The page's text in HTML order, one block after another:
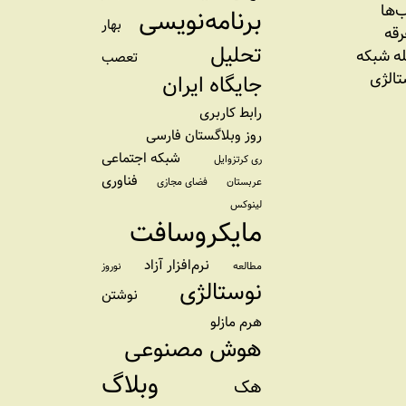
شبکه
برنامه‌نویسی بهار
تحلیل تعصب
جایگاه ایران
رابط کاربری
روز وبلاگستان فارسی
ری کرتزوایل شبکه اجتماعی
عربستان فضای مجازی فناوری
لینوکس
مایکروسافت
مطالعه نرم‌افزار آزاد نوروز
نوستالژی
نوشتن
هرم مازلو
هوش مصنوعی
هک وبلاگ